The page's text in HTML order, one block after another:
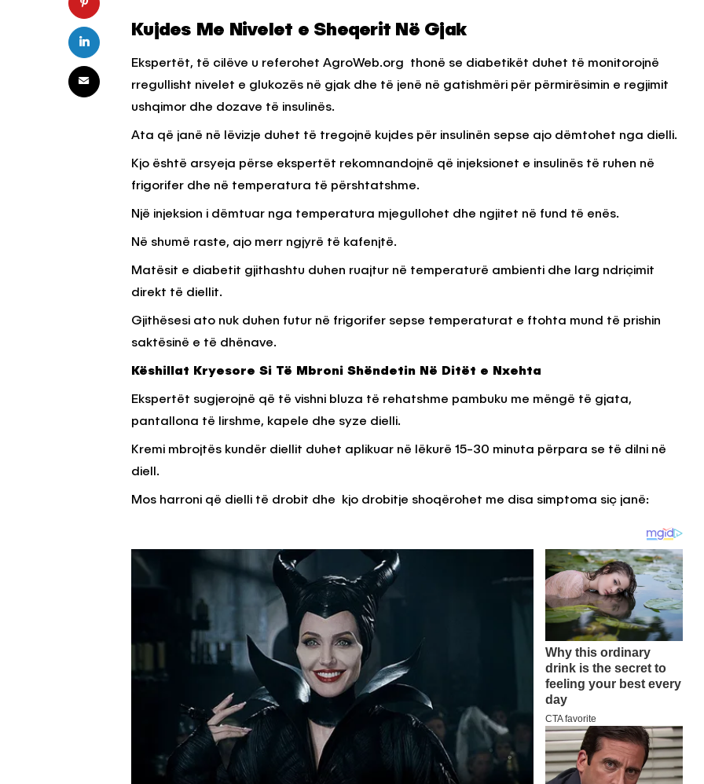
Kujdes Me Nivelet e Sheqerit Në Gjak
Ekspertët, të cilëve u referohet AgroWeb.org thonë se diabetikët duhet të monitorojnë
rregullisht nivelet e glukozës në gjak dhe të jenë në gatishmëri për përmirësimin e regjimit
ushqimor dhe dozave të insulinës.
Ata që janë në lëvizje duhet të tregojnë kujdes për insulinën sepse ajo dëmtohet nga dielli.
Kjo është arsyeja përse ekspertët rekomnandojnë që injeksionet e insulinës të ruhen në
frigorifer dhe në temperatura të përshtatshme.
Një injeksion i dëmtuar nga temperatura mjegullohet dhe ngjitet në fund të enës.
Në shumë raste, ajo merr ngjyrë të kafenjtë.
Matësit e diabetit gjithashtu duhen ruajtur në temperaturë ambienti dhe larg ndriçimit
direkt të diellit.
Gjithësesi ato nuk duhen futur në frigorifer sepse temperaturat e ftohta mund të prishin
saktësinë e të dhënave.
Këshillat Kryesore Si Të Mbroni Shëndetin Në Ditët e Nxehta
Ekspertët sugjerojnë që të vishni bluza të rehatshme pambuku me mëngë të gjata,
pantallona të lirshme, kapele dhe syze dielli.
Kremi mbrojtës kundër diellit duhet aplikuar në lëkurë 15-30 minuta përpara se të dilni në
diell.
Mos harroni që dielli të drobit dhe kjo drobitje shoqërohet me disa simptoma siç janë:
Letrën e Aluminit për Ruajtjen
AGROWEB 7 QERSHOR, 2025 AGROWEB 10 QERSHOR, 2025